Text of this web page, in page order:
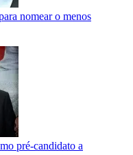
nomear o menos
pré-candidato a